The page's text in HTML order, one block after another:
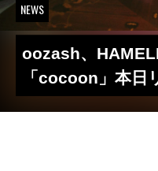
NEWS
oozash、
「cocoon」本日